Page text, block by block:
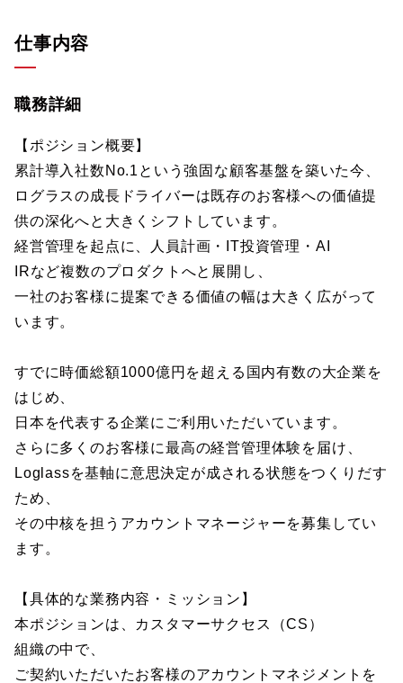
仕事内容
職務詳細
【ポジション概要】
累計導入社数No.1という強固な顧客基盤を築いた今、
ログラスの成長ドライバーは既存のお客様への価値提
供の深化へと大きくシフトしています。
経営管理を起点に、人員計画・IT投資管理・AI
IRなど複数のプロダクトへと展開し、
一社のお客様に提案できる価値の幅は大きく広がって
います。
すでに時価総額1000億円を超える国内有数の大企業を
はじめ、
日本を代表する企業にご利用いただいています。
さらに多くのお客様に最高の経営管理体験を届け、
Loglassを基軸に意思決定が成される状態をつくりだす
ため、
その中核を担うアカウントマネージャーを募集してい
ます。
【具体的な業務内容・ミッション】
本ポジションは、カスタマーサクセス（CS）
組織の中で、
ご契約いただいたお客様のアカウントマネジメントを